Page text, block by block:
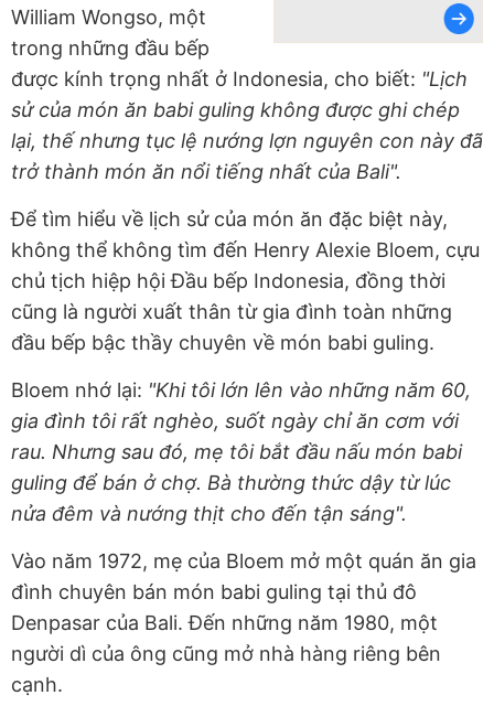
William Wongso, một
trong những đầu bếp
được kính trọng nhất ở Indonesia, cho biết: "Lịch
sử của món ăn babi guling không được ghi chép
lại, thế nhưng tục lệ nướng lợn nguyên con này đã
trở thành món ăn nổi tiếng nhất của Bali".
Để tìm hiểu về lịch sử của món ăn đặc biệt này,
không thể không tìm đến Henry Alexie Bloem, cựu
chủ tịch hiệp hội Đầu bếp Indonesia, đồng thời
cũng là người xuất thân từ gia đình toàn những
đầu bếp bậc thầy chuyên về món babi guling.
Bloem nhớ lại: "Khi tôi lớn lên vào những năm 60,
gia đình tôi rất nghèo, suốt ngày chỉ ăn cơm với
rau. Nhưng sau đó, mẹ tôi bắt đầu nấu món babi
guling để bán ở chợ. Bà thường thức dậy từ lúc
nửa đêm và nướng thịt cho đến tận sáng".
Vào năm 1972, mẹ của Bloem mở một quán ăn gia
đình chuyên bán món babi guling tại thủ đô
Denpasar của Bali. Đến những năm 1980, một
người dì của ông cũng mở nhà hàng riêng bên
cạnh.